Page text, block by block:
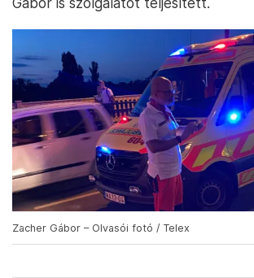
Zacher Gábor – Olvasói fotó / Telex